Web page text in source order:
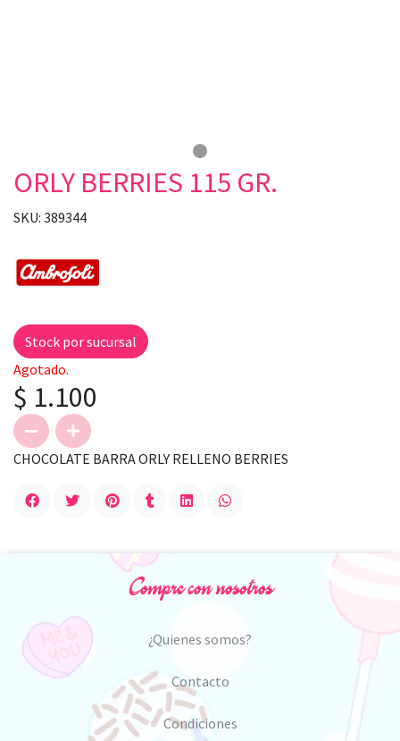
ORLY BERRIES 115 GR.
SKU: 389344
Stock por sucursal
Agotado.
$ 1.100
CHOCOLATE BARRA ORLY RELLENO BERRIES
Compre con nosotros
¿Quienes somos?
Contacto
Condiciones